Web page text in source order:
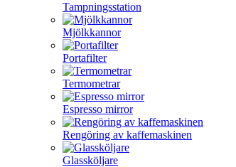
Tampningsstation
Mjölkkannor
Portafilter
Termometrar
Espresso mirror
Rengöring av kaffemaskinen
Glassköljare